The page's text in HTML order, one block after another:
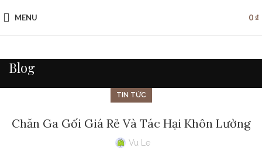
MENU 0₫
Blog
TIN TỨC
Chăn Ga Gối Giá Rẻ Và Tác Hại Khôn Lường
Vu Le